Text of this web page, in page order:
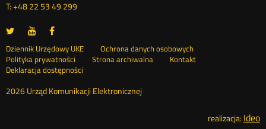
T: +48 22 53 49 299
UKE
portalu
Twitter
Otwórz
nowym
oknie
UKE
portalu
Youtube
Otwórz
nowym
oknie
portalu
Facebook
nowym
oknie
Stopka
menu
Dziennik Urzędowy UKE Otwórz
Ochrona danych osobowych
Polityka prywatności
Otwórz
w
oknie
Strona archiwalna
Kontakt
Deklaracja dostępności
2026 Urząd Komunikacji Elektronicznej
realizacja: Ideo